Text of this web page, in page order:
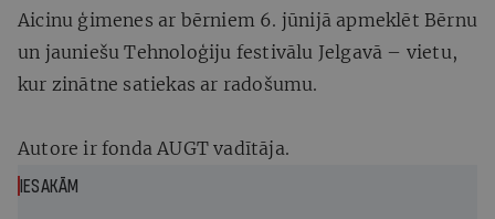
Aicinu ģimenes ar bērniem 6. jūnijā apmeklēt Bērnu
un jauniešu Tehnoloģiju festivālu Jelgavā – vietu,
kur zinātne satiekas ar radošumu.
Autore ir fonda AUGT vadītāja.
IESAKĀM